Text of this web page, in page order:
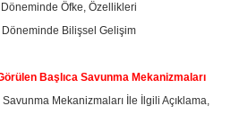
Döneminde Öfke, Özellikleri
Döneminde Bilişsel Gelişim
Başlıca Savunma Mekanizmaları
Mekanizmaları İle İlgili Açıklama,